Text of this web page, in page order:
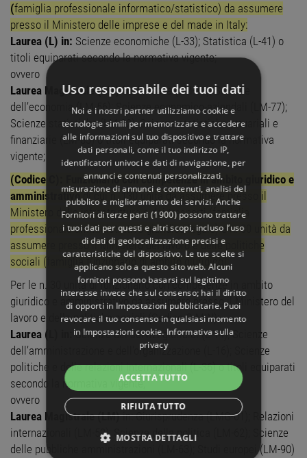
(famiglia professionale informatico/statistico) da assumere
presso il Ministero delle imprese e del made in Italy:
Laurea (L) in: Scienze economiche (L-33); Statistica (L-41) o
titoli equiparati secondo la normativa vigente;
ovvero
Laurea Magistrale (LM) in:Finanza (LM-16); Scienze
dell’economia (LM-56); Scienze economico-aziendali (LM-77);
Scienze statistiche (LM-82); Scienze statistiche attuariali e
finanziarie (LM-83) o titoli equiparati secondo la normativa
vigente;
(Codice C): Funzionario con competenze in ambito giuridico e
amministrativodi cui n. 130 unità da assumere presso il
Ministero delle infrastrutture e dei trasporti (famiglia
professionale amministrativo-giuridico-legale) e n. 30 unità da
assumere presso il Ministero del lavoro e delle politiche
sociali (famiglia funzionario di ambito giuridico):
Per le n. 30 unità di funzionario con competenze in ambito
giuridico e amministrativo da assumere presso il Ministero del
lavoro e delle politiche sociali (Codice C.MIN):
Laurea (L) in: Scienze dei servizi giuridici (L-14); Scienze
dell’amministrazione e dell'organizzazione (L-16); Scienze
politiche e delle relazioni internazionali (L-36) o titoli equiparati
secondo la normativa vigente;
ovvero
Laurea Magistrale (LM)in: Giurisprudenza (LMG-01); Relazioni
internazionali (LM-52); Scienze della politica (LM-62); Scienze
delle pubbliche amministrazioni (LM-63); Studi europei (LM-90)
Uso responsabile dei tuoi dati
Noi e i nostri partner utilizziamo cookie e
tecnologie simili per memorizzare e accedere
alle informazioni sul tuo dispositivo e trattare
dati personali, come il tuo indirizzo IP,
identificatori univoci e dati di navigazione, per
annunci e contenuti personalizzati,
misurazione di annunci e contenuti, analisi del
pubblico e miglioramento dei servizi. Anche
Fornitori di terze parti (1900) possono trattare
i tuoi dati per questi e altri scopi, incluso l’uso
di dati di geolocalizzazione precisi e
caratteristiche del dispositivo. Le tue scelte si
applicano solo a questo sito web. Alcuni
fornitori possono basarsi sul legittimo
interesse invece che sul consenso; hai il diritto
di opporti in Impostazioni pubblicitarie. Puoi
revocare il tuo consenso in qualsiasi momento
in Impostazioni cookie. Informativa sulla
privacy
ACCETTA TUTTO
RIFIUTA TUTTO
MOSTRA DETTAGLI